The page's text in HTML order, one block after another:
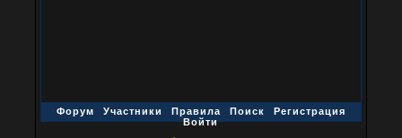
Форум Участники Правила Поиск
Регистрация
Войти